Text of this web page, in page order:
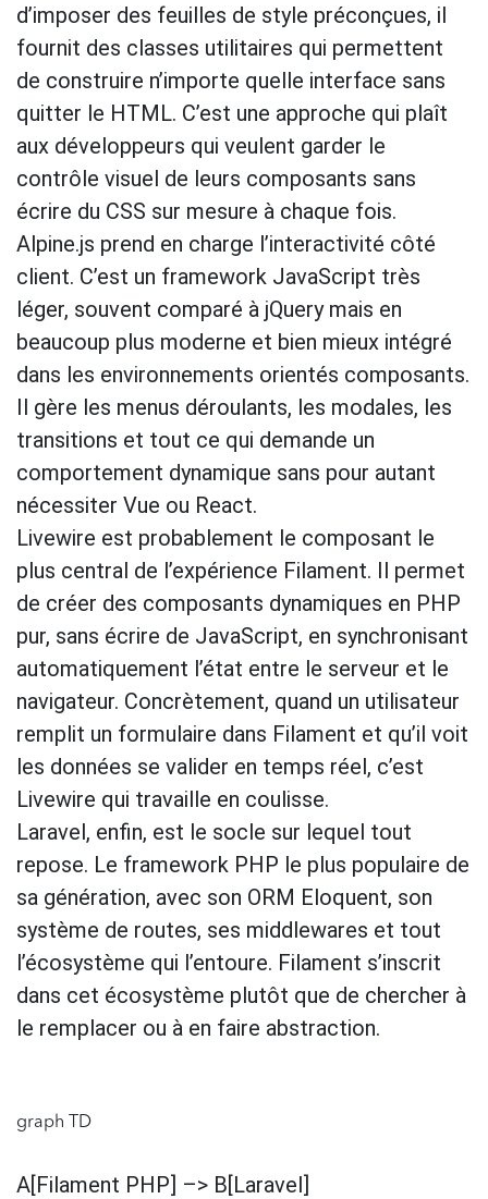
d’imposer des feuilles de style préconçues, il
fournit des classes utilitaires qui permettent
de construire n’importe quelle interface sans
quitter le HTML. C’est une approche qui plaît
aux développeurs qui veulent garder le
contrôle visuel de leurs composants sans
écrire du CSS sur mesure à chaque fois.
Alpine.js prend en charge l’interactivité côté
client. C’est un framework JavaScript très
léger, souvent comparé à jQuery mais en
beaucoup plus moderne et bien mieux intégré
dans les environnements orientés composants.
Il gère les menus déroulants, les modales, les
transitions et tout ce qui demande un
comportement dynamique sans pour autant
nécessiter Vue ou React.
Livewire est probablement le composant le
plus central de l’expérience Filament. Il permet
de créer des composants dynamiques en PHP
pur, sans écrire de JavaScript, en synchronisant
automatiquement l’état entre le serveur et le
navigateur. Concrètement, quand un utilisateur
remplit un formulaire dans Filament et qu’il voit
les données se valider en temps réel, c’est
Livewire qui travaille en coulisse.
Laravel, enfin, est le socle sur lequel tout
repose. Le framework PHP le plus populaire de
sa génération, avec son ORM Eloquent, son
système de routes, ses middlewares et tout
l’écosystème qui l’entoure. Filament s’inscrit
dans cet écosystème plutôt que de chercher à
le remplacer ou à en faire abstraction.
graph TD
A[Filament PHP] –> B[Laravel]